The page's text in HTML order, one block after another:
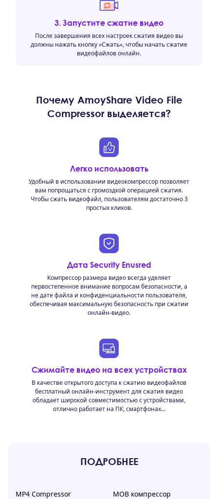
3. Запустите сжатие видео
После завершения всех настроек сжатия видео вы
должны нажать кнопку «Сжать», чтобы начать сжатие
видеофайлов онлайн.
Почему AmoyShare Video File
Compressor выделяется?
Легко использовать
Удобный в использовании видеокомпрессор позволяет
вам попрощаться с громоздкой операцией сжатия.
Чтобы сжать видеофайл, пользователям достаточно 3
простых кликов.
Дата Security Enusred
Компрессор размера видео всегда уделяет
первостепенное внимание вопросам безопасности, а
не дате файла и конфиденциальности пользователя,
обеспечивая максимальную безопасность при сжатии
онлайн-видео.
Сжимайте видео на всех устройствах
В качестве открытого доступа к сжатию видеофайлов
бесплатный онлайн-инструмент для сжатия видео
обладает широкой совместимостью с устройствами,
отлично работает на ПК, смартфонах...
ПОДРОБНЕЕ
MP4 Compressor
МОВ компрессор